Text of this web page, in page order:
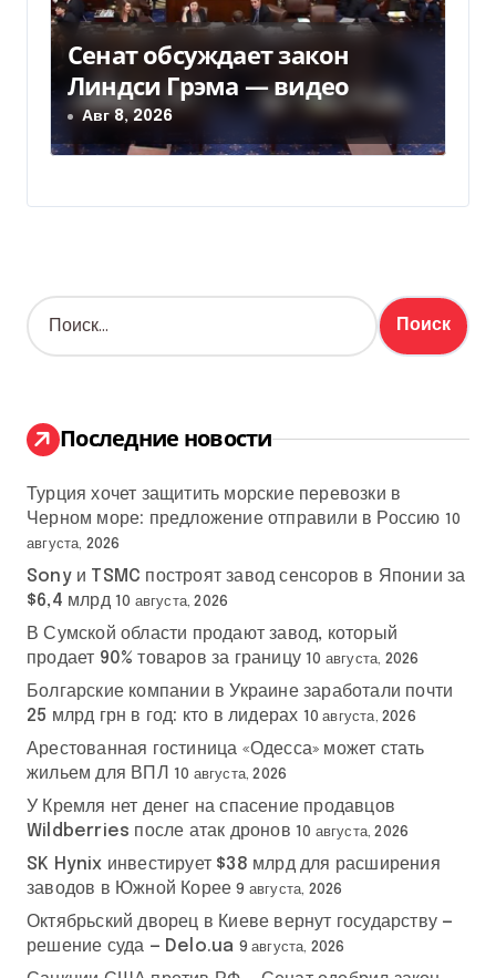
Сенат обсуждает закон
Линдси Грэма — видео
Авг 8, 2026
Н
а
:
Последние новости
Турция хочет защитить морские перевозки в
Черном море: предложение отправили в Россию 10
августа, 2026
Sony и TSMC построят завод сенсоров в Японии за
$6,4 млрд 10 августа, 2026
В Сумской области продают завод, который
продает 90% товаров за границу 10 августа, 2026
Болгарские компании в Украине заработали почти
25 млрд грн в год: кто в лидерах 10 августа, 2026
Арестованная гостиница «Одесса» может стать
жильем для ВПЛ
10 августа, 2026
У Кремля нет денег на спасение продавцов
Wildberries после атак дронов 10 августа, 2026
SK Hynix инвестирует $38 млрд для расширения
заводов в Южной Корее 9 августа, 2026
Октябрьский дворец в Киеве вернут государству —
решение суда — Delo.ua 9 августа, 2026